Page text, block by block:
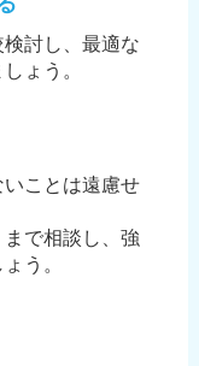
討し、最適な
ょう。
ことは遠慮せ
で相談し、強
う。